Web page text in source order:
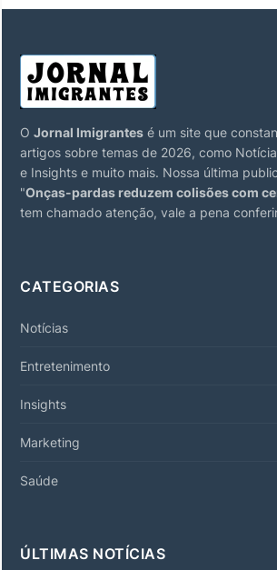
O Jornal Imigrantes é um site que
artigos sobre temas de 2026, como
e Insights e muito mais. Nossa última
"Onças-pardas reduzem colisões com
tem chamado atenção, vale a pena
CATEGORIAS
Notícias
Entretenimento
Insights
Marketing
Saúde
ÚLTIMAS NOTÍCIAS